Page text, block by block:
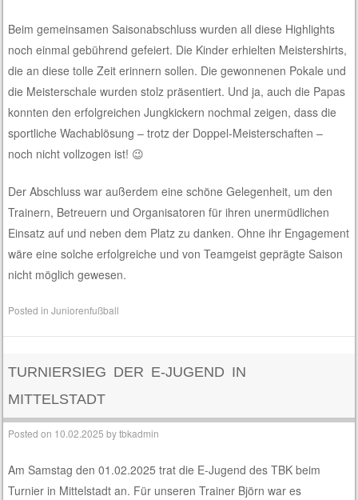
Beim gemeinsamen Saisonabschluss wurden all diese Highlights
noch einmal gebührend gefeiert. Die Kinder erhielten Meistershirts,
die an diese tolle Zeit erinnern sollen. Die gewonnenen Pokale und
die Meisterschale wurden stolz präsentiert. Und ja, auch die Papas
konnten den erfolgreichen Jungkickern nochmal zeigen, dass die
sportliche Wachablösung – trotz der Doppel-Meisterschaften –
noch nicht vollzogen ist! 😉
Der Abschluss war außerdem eine schöne Gelegenheit, um den
Trainern, Betreuern und Organisatoren für ihren unermüdlichen
Einsatz auf und neben dem Platz zu danken. Ohne ihr Engagement
wäre eine solche erfolgreiche und von Teamgeist geprägte Saison
nicht möglich gewesen.
Posted inJuniorenfußball
TURNIERSIEG DER E-JUGEND IN
MITTELSTADT
Posted on 10.02.2025 bytbkadmin
Am Samstag den 01.02.2025 trat die E-Jugend des TBK beim
Turnier in Mittelstadt an. Für unseren Trainer Björn war es